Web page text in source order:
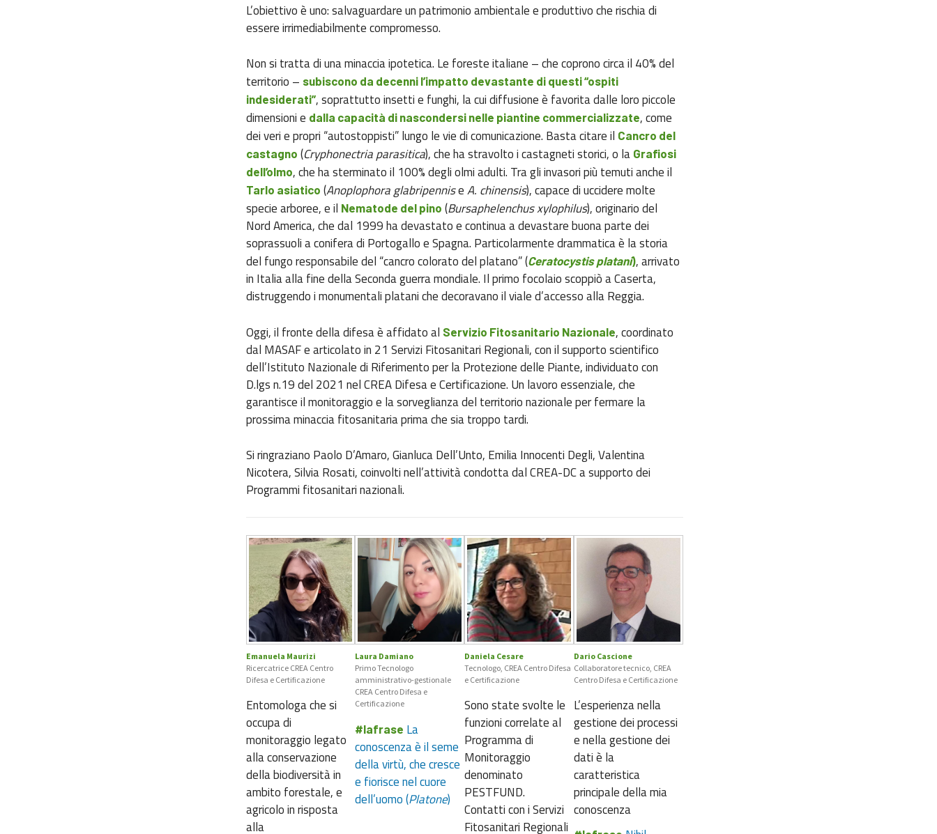
L’obiettivo è uno: salvaguardare un patrimonio ambientale e produttivo che rischia di
essere irrimediabilmente compromesso.
Non si tratta di una minaccia ipotetica. Le foreste italiane – che coprono circa il 40% del
territorio – subiscono da decenni l’impatto devastante di questi “ospiti
indesiderati”, soprattutto insetti e funghi, la cui diffusione è favorita dalle loro piccole
dimensioni e dalla capacità di nascondersi nelle piantine commercializzate, come
dei veri e propri “autostoppisti” lungo le vie di comunicazione. Basta citare il Cancro del
castagno (Cryphonectria parasitica), che ha stravolto i castagneti storici, o la Grafiosi
dell’olmo, che ha sterminato il 100% degli olmi adulti. Tra gli invasori più temuti anche il
Tarlo asiatico (Anoplophora glabripenniseA. chinensis), capace di uccidere molte
specie arboree, e il Nematode del pino (Bursaphelenchus xylophilus), originario del
Nord America, che dal 1999 ha devastato e continua a devastare buona parte dei
soprassuoli a conifera di Portogallo e Spagna. Particolarmente drammatica è la storia
del fungo responsabile del “cancro colorato del platano” (Ceratocystis platani), arrivato
in Italia alla fine della Seconda guerra mondiale. Il primo focolaio scoppiò a Caserta,
distruggendo i monumentali platani che decoravano il viale d’accesso alla Reggia.
Oggi, il fronte della difesa è affidato al Servizio Fitosanitario Nazionale, coordinato
dal MASAF e articolato in 21 Servizi Fitosanitari Regionali, con il supporto scientifico
dell’Istituto Nazionale di Riferimento per la Protezione delle Piante, individuato con
D.lgs n.19 del 2021 nel CREA Difesa e Certificazione. Un lavoro essenziale, che
garantisce il monitoraggio e la sorveglianza del territorio nazionale per fermare la
prossima minaccia fitosanitaria prima che sia troppo tardi.
Si ringraziano Paolo D’Amaro, Gianluca Dell’Unto, Emilia Innocenti Degli, Valentina
Nicotera, Silvia Rosati, coinvolti nell’attività condotta dal CREA-DC a supporto dei
Programmi fitosanitari nazionali.
Emanuela Maurizi
Ricercatrice CREA Centro
Difesa e Certificazione
Entomologa che si
occupa di
monitoraggio legato
alla conservazione
della biodiversità in
ambito forestale, e
agricolo in risposta
alla
Laura Damiano
Primo Tecnologo
amministrativo-gestionale
CREA Centro Difesa e
Certificazione
#lafrase La
conoscenza è il seme
della virtù, che cresce
e fiorisce nel cuore
dell’uomo (Platone)
Daniela Cesare
Tecnologo, CREA Centro Difesa
e Certificazione
Sono state svolte le
funzioni correlate al
Programma di
Monitoraggio
denominato
PESTFUND.
Contatti con i Servizi
Fitosanitari Regionali
Dario Cascione
Collaboratore tecnico, CREA
Centro Difesa e Certificazione
L’esperienza nella
gestione dei processi
e nella gestione dei
dati è la
caratteristica
principale della mia
conoscenza